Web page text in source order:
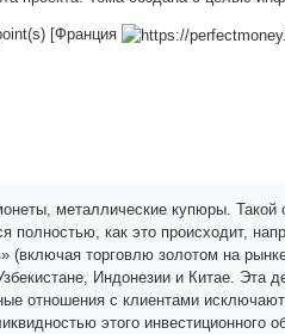
[Франция
металлические купюры. Такой
полностью, как это происходит,
(включая торговлю золотом на
Индонезии и Китае. Эта
отношения с клиентами
этого инвестиционного